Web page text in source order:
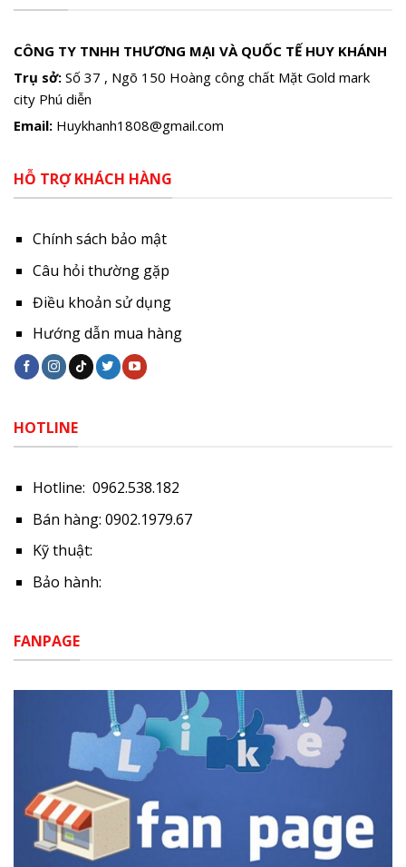
CÔNG TY TNHH THƯƠNG MẠI VÀ QUỐC TẾ HUY KHÁNH
Trụ sở: Số 37 , Ngõ 150 Hoàng công chất Mặt Gold mark
city Phú diễn
Email: Huykhanh1808@gmail.com
HỖ TRỢ KHÁCH HÀNG
Chính sách bảo mật
Câu hỏi thường gặp
Điều khoản sử dụng
Hướng dẫn mua hàng
HOTLINE
Hotline: 0962.538.182
Bán hàng: 0902.1979.67
Kỹ thuật:
Bảo hành:
FANPAGE